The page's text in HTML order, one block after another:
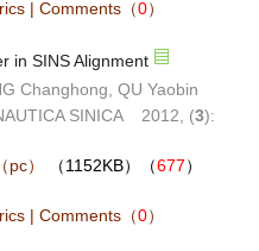
|Comments （0）
in SINS Alignment
Changhong, QU Yaobin
SINICA 2012, (3):
pc） （1152KB）（677）
|Comments （0）